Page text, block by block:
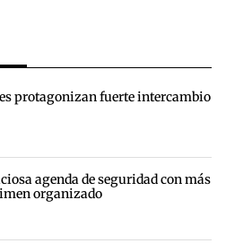
protagonizan fuerte intercambio
agenda de seguridad con más
organizado